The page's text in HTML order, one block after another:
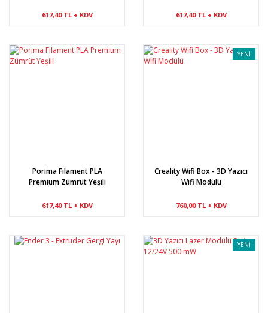
617,40 TL + KDV 617,40 TL + KDV
Porima Filament PLA
Premium Zümrüt Yeşili
617,40 TL + KDV
YENİ
Creality Wifi Box - 3D Yazıcı
Wifi Modülü
760,00 TL + KDV
YENİ